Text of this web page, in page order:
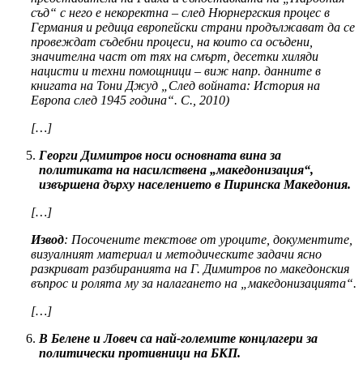
съд“ с него е некоректна – след Нюрнергския процес в
Германия и редица европейски страни продължават да се
провеждат съдебни процеси, на които са осъдени,
значителна част от тях на смърт, десетки хиляди
нацисти и техни помощници – виж напр. данните в
книгата на Тони Джуд „След войната: История на
Европа след 1945 година“. С., 2010)
[…]
Георги Димитров носи основната вина за
политиката на насилствена „македонизация“,
извършена дърху населението в Пиринска Македония.
[…]
Извод: Посочените текстове от уроците, документите,
визуалният материал и методическите задачи ясно
разкриват разбиранията на Г. Димитров по македонския
въпрос и ролята му за налагането на „македонизацията“.
[…]
В Белене и Ловеч са най-големите концлагери за
политически противници на БКП.